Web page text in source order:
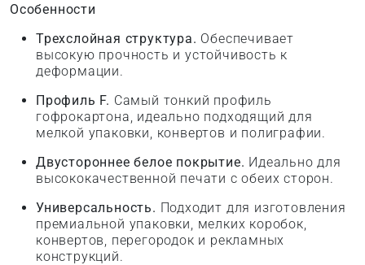
Особенности
Трехслойная структура. Обеспечивает
высокую прочность и устойчивость к
деформации.
Профиль F. Самый тонкий профиль
гофрокартона, идеально подходящий для
мелкой упаковки, конвертов и полиграфии.
Двустороннее белое покрытие. Идеально для
высококачественной печати с обеих сторон.
Универсальность. Подходит для изготовления
премиальной упаковки, мелких коробок,
конвертов, перегородок и рекламных
конструкций.